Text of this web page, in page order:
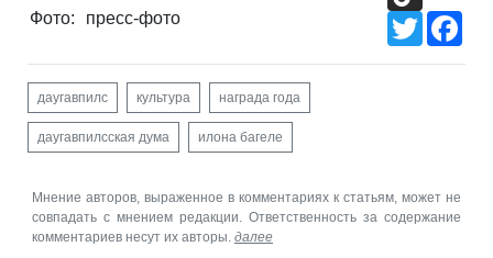
Фото:
пресс-фото
Twitter
даугавпилс культура награда года
даугавпилсская дума илона багеле
Мнение авторов, выраженное в комментариях к статьям, может не
совпадать с мнением редакции. Ответственность за содержание
комментариев несут их авторы. далее